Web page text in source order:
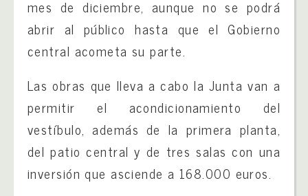
mes de diciembre, aunque no se podrá
abrir al público hasta que el Gobierno
central acometa su parte.
Las obras que lleva a cabo la Junta van a
permitir el acondicionamiento del
vestíbulo, además de la primera planta,
del patio central y de tres salas con una
inversión que asciende a 168.000 euros.